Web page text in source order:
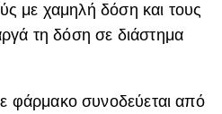
με χαμηλή δόση και τους
τη δόση σε διάστημα
φάρμακο συνοδεύεται από